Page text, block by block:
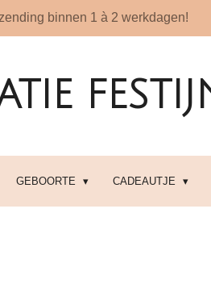
binnen 1 à 2 werkdagen!
GEBOORTE CADEAUTJE